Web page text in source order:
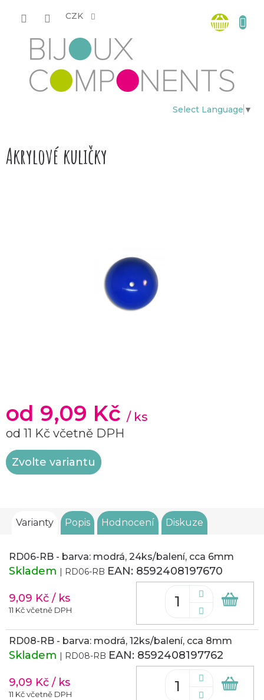
CZK
Select Language ▼
košík
Akrylové kuličky
od 9,09 Kč / ks
od 11 Kč včetně DPH
Měrná
cena:
Zvolte variantu
Varianty Popis Hodnocení Diskuze
RD06-RB - barva: modrá, 24ks/balení, cca 6mm
Skladem | RD06-RB EAN: 8592408197670
9,09 Kč / ks
11 Kč včetně DPH
RD08-RB - barva: modrá, 12ks/balení, cca 8mm
Skladem | RD08-RB EAN: 8592408197762
9,09 Kč / ks
11 Kč včetně DPH